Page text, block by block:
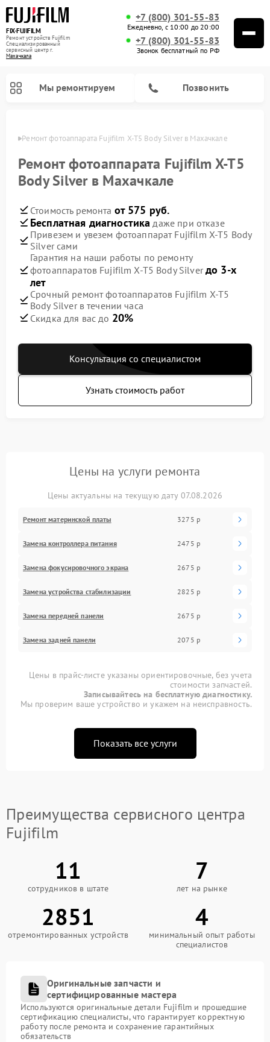
FIX-FUJIFILM
Ремонт устройств Fujifilm
Специализированный
cервисный центр г.
Махачкала
+7 (800) 301-55-83
Ежедневно, с 10:00 до 20:00
+7 (800) 301-55-83
Звонок бесплатный по РФ
Мы ремонтируем Позвонить
Ремонт фотоаппарата Fujifilm X-T5 Body Silver в Махачкале
Ремонт фотоаппарата Fujifilm X-T5
Body Silver в Махачкале
Стоимость ремонта от 575 руб.
Бесплатная диагностика даже при отказе
Привезем и увезем фотоаппарат Fujifilm X-T5 Body
Silver сами
Гарантия на наши работы по ремонту
фотоаппаратов Fujifilm X-T5 Body Silverдо 3-х
лет
Срочный ремонт фотоаппаратов Fujifilm X-T5
Body Silver в течении часа
Скидка для вас до 20%
Консультация со специалистом
Узнать стоимость работ
Цены на услуги ремонта
Цены актуальны на текущую дату 07.08.2026
Ремонт материнской платы 3275 р
Замена контроллера питания 2475 р
Замена фокусировочного экрана 2675 р
Замена устройства стабилизации 2825 р
Замена передней панели 2675 р
Замена задней панели 2075 р
Цены в прайс-листе указаны ориентировочные, без учета
стоимости запчастей.
Записывайтесь на бесплатную диагностику.
Мы проверим ваше устройство и укажем на неисправность.
Показать все услуги
Преимущества сервисного центра
Fujifilm
11
сотрудников в штате
7
лет на рынке
2851
отремонтированных устройств
4
минимальный опыт работы
специалистов
Оригинальные запчасти и
сертифицированные мастера
Используются оригинальные детали Fujifilm и прошедшие
сертификацию специалисты, что гарантирует корректную
работу после ремонта и сохранение гарантийных
обязательств